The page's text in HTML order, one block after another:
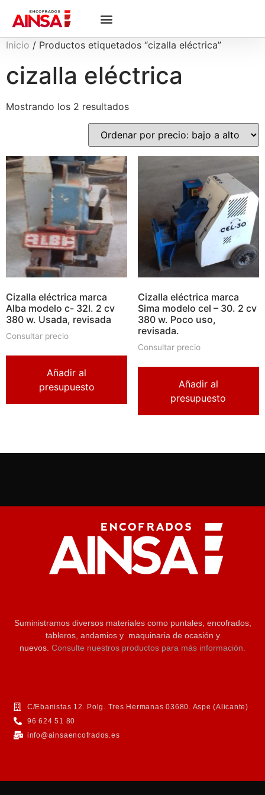
Inicio / Productos etiquetados “cizalla eléctrica”
cizalla eléctrica
Mostrando los 2 resultados
Cizalla eléctrica marca
Alba modelo c- 32l. 2 cv
380 w. Usada, revisada
Consultar precio
Añadir al
presupuesto
Cizalla eléctrica marca
Sima modelo cel – 30. 2 cv
380 w. Poco uso,
revisada.
Consultar precio
Añadir al
presupuesto
Suministramos diversos materiales como puntales, encofrados,
tableros, andamios y maquinaria de ocasión y
nuevos. Consulte nuestros productos para más información.
C/Ebanistas 12. Polg. Tres Hermanas 03680. Aspe (Alicante)
96 624 51 80
info@ainsaencofrados.es